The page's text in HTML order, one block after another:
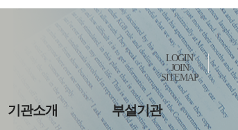
LOGIN
JOIN
SITEMAP
기관소개 부설기관